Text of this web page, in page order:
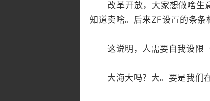
改革开放，大家想做啥生意
知道卖啥。后来ZF设置的条条
这说明，人需要自我设限（
大海大吗？大。要是我们在